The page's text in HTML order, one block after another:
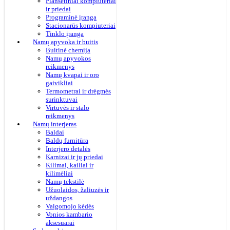
ir priedai
Programinė įranga
Stacionarūs kompiuteriai
Tinklo įranga
Namų apyvoka ir buitis
Buitinė chemija
Namų apyvokos
reikmenys
Namų kvapai ir oro
gaivikliai
Termometrai ir drėgmės
surinktuvai
Virtuvės ir stalo
reikmenys
Namų interjeras
Baldai
Baldų furnitūra
Interjero detalės
Karnizai ir jų priedai
Kilimai, kailiai ir
kilimėliai
Namų tekstilė
Užuolaidos, žaliuzės ir
uždangos
Valgomojo kėdės
Vonios kambario
aksesuarai